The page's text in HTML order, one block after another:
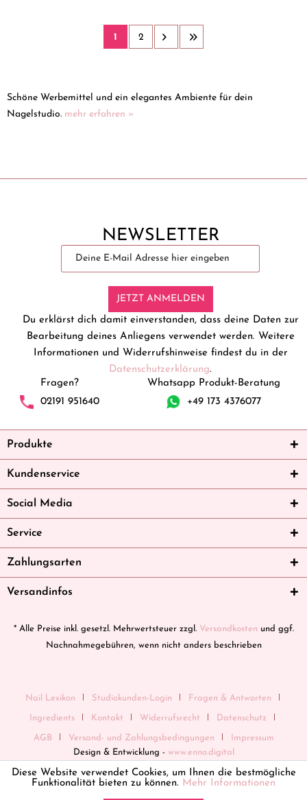
1 2
Schöne Werbemittel und ein elegantes Ambiente für dein
Nagelstudio. mehr erfahren »
NEWSLETTER
JETZT ANMELDEN
Du erklärst dich damit einverstanden, dass deine Daten zur
Bearbeitung deines Anliegens verwendet werden. Weitere
Informationen und Widerrufshinweise findest du in der
Datenschutzerklärung.
Fragen?
02191 951640
Whatsapp Produkt-Beratung
+49 173 4376077
Produkte
Kundenservice
Social Media
Service
Zahlungsarten
Versandinfos
* Alle Preise inkl. gesetzl. Mehrwertsteuer zzgl. Versandkosten und ggf.
Nachnahmegebühren, wenn nicht anders beschrieben
Nail Lexikon Studiokunden-Login Fragen & Antworten
Ingredients Kontakt Widerrufsrecht Datenschutz
AGB Versand- und Zahlungsbedingungen
Impressum
Design & Entwicklung - www.enno.digital
Diese Website verwendet Cookies, um Ihnen die bestmögliche
Funktionalität bieten zu können. Mehr Informationen